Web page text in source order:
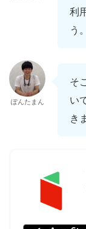
利
う。
ぽんたまん
そ
い
き